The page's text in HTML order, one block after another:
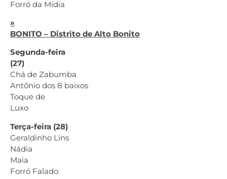
Forró da Mídia
»
BONITO – Distrito de Alto Bonito
Segunda-feira
(27)
Chá de Zabumba
Antônio dos 8 baixos
Toque de
Luxo
Terça-feira (28)
Geraldinho Lins
Nádia
Maia
Forró Falado